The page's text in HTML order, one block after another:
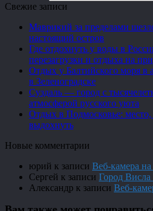
Свежие записи
Маврикий за пределами
настоящий остров
Где отдохнуть у воды в
перезагрузки и отдыха на
Отдых у Балтийского моря
в Зеленоградске
Суздаль — город с
атмосферой русского уюта
Отдых в Подмосковье:
выдохнуть
Новые комментарии
юрий к записи Веб-камера
Сергей к записи Город
Александр к записи Веб-